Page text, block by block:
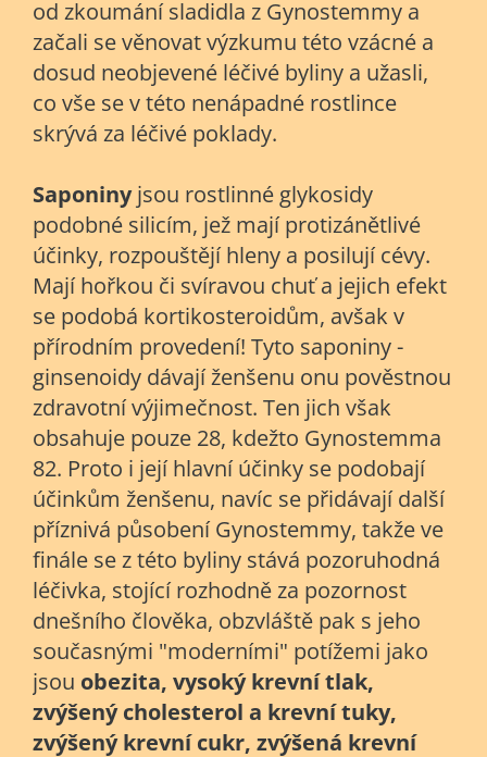
od zkoumání sladidla z Gynostemmy a
začali se věnovat výzkumu této vzácné a
dosud neobjevené léčivé byliny a užasli,
co vše se v této nenápadné rostlince
skrývá za léčivé poklady.
Saponinyjsou rostlinné glykosidy
podobné silicím, jež mají protizánětlivé
účinky, rozpouštějí hleny a posilují cévy.
Mají hořkou či svíravou chuť a jejich efekt
se podobá kortikosteroidům, avšak v
přírodním provedení! Tyto saponiny -
ginsenoidy dávají ženšenu onu pověstnou
zdravotní výjimečnost. Ten jich však
obsahuje pouze 28, kdežto Gynostemma
82. Proto i její hlavní účinky se podobají
účinkům ženšenu, navíc se přidávají další
příznivá působení Gynostemmy, takže ve
finále se z této byliny stává pozoruhodná
léčivka, stojící rozhodně za pozornost
dnešního člověka, obzvláště pak s jeho
současnými "moderními" potížemi jako
jsou obezita, vysoký krevní tlak,
zvýšený cholesterol a krevní tuky,
zvýšený krevní cukr, zvýšená krevní